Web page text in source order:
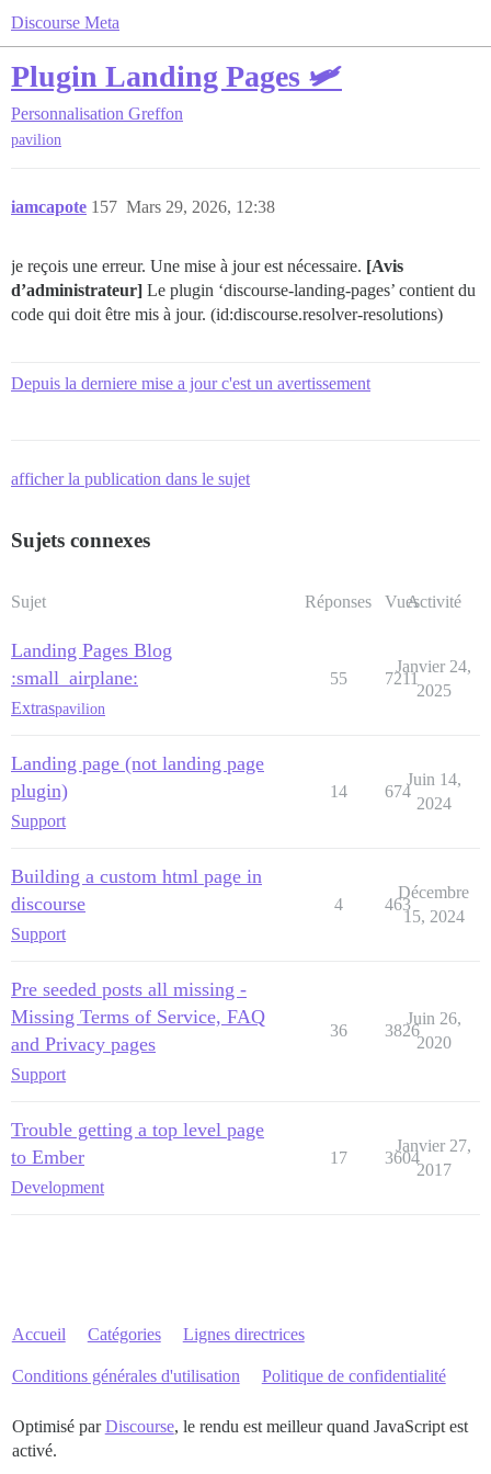
Discourse Meta
Plugin Landing Pages 🛩
Personnalisation Greffon
pavilion
iamcapote Mars 29, 2026, 12:38
157
je reçois une erreur. Une mise à jour est nécessaire. [Avis
d’administrateur] Le plugin ‘discourse-landing-pages’ contient du
code qui doit être mis à jour. (id:discourse.resolver-resolutions)
Depuis la derniere mise a jour c'est un avertissement
afficher la publication dans le sujet
Sujets connexes
Sujet Réponses VuesActivité
Landing Pages Blog
:small_airplane:
Extraspavilion
55 7211
Janvier 24,
2025
Landing page (not landing page
plugin)
Support
14 674
Juin 14,
2024
Building a custom html page in
discourse
Support
4 463
Décembre
15, 2024
Pre seeded posts all missing -
Missing Terms of Service, FAQ
and Privacy pages
Support
36 3826
Juin 26,
2020
Trouble getting a top level page
to Ember
Development
17 3604
Janvier 27,
2017
Accueil Catégories Lignes directrices
Conditions générales d'utilisation Politique de confidentialité
Optimisé parDiscourse, le rendu est meilleur quand JavaScript est
activé.